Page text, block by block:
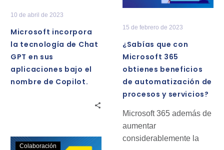
GPT
en
aplicaciones
bajo
Copilot.
10 de abril de 2023
Microsoft incorpora
la tecnología de Chat
GPT en sus
aplicaciones bajo el
nombre de Copilot.
Microsoft
beneficios
de
automatización
de
procesos
y
15 de febrero de 2023
¿Sabías que con
Microsoft 365
obtienes beneficios
de automatización de
procesos y servicios?
Microsoft 365 además de
aumentar
considerablemente la
Descubre
Colaboración